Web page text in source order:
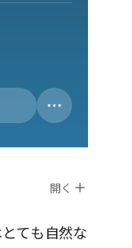
開く
ても自然な